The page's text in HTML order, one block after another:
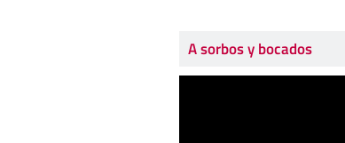
A sorbos y bocados